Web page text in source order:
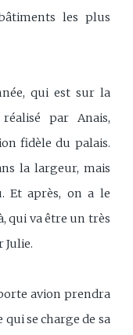
les plus
qui est sur la
par Anais,
fidèle du palais.
la largeur, mais
Et après, on a le
qui va être un très
Julie.
avion prendra
se charge de sa